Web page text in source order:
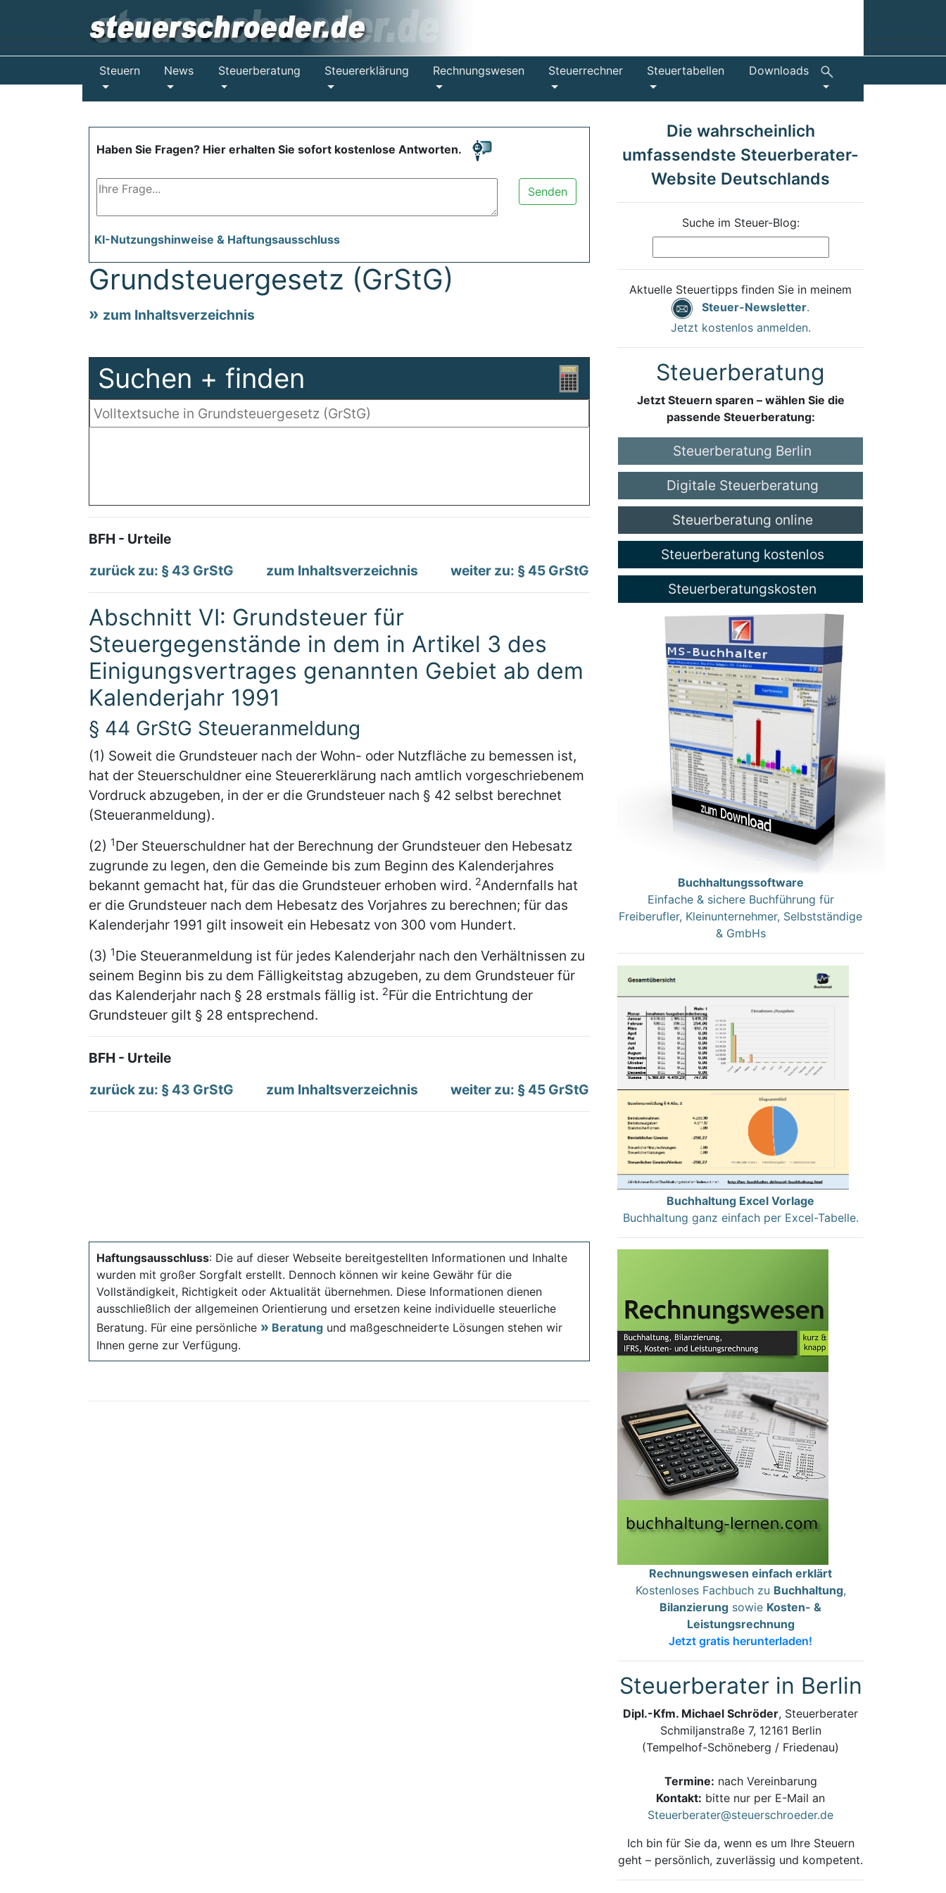
Steuern News Steuerberatung Steuererklärung Rechnungswesen Steuerrechner Steuertabellen Downloads
Haben Sie Fragen? Hier erhalten Sie sofort kostenlose Antworten.
Senden
KI-Nutzungshinweise & Haftungsausschluss
Grundsteuergesetz (GrStG)
zum Inhaltsverzeichnis
Suchen + finden
BFH - Urteile
zurück zu: § 43 GrStG
zum Inhaltsverzeichnis weiter zu: § 45 GrStG
Abschnitt VI: Grundsteuer für
Steuergegenstände in dem in Artikel 3 des
Einigungsvertrages genannten Gebiet ab dem
Kalenderjahr 1991
§ 44 GrStG Steueranmeldung
(1) Soweit die Grundsteuer nach der Wohn- oder Nutzfläche zu bemessen ist,
hat der Steuerschuldner eine Steuererklärung nach amtlich vorgeschriebenem
Vordruck abzugeben, in der er die Grundsteuer nach § 42 selbst berechnet
(Steueranmeldung).
(2) 1Der Steuerschuldner hat der Berechnung der Grundsteuer den Hebesatz
zugrunde zu legen, den die Gemeinde bis zum Beginn des Kalenderjahres
bekannt gemacht hat, für das die Grundsteuer erhoben wird. 2Andernfalls hat
er die Grundsteuer nach dem Hebesatz des Vorjahres zu berechnen; für das
Kalenderjahr 1991 gilt insoweit ein Hebesatz von 300 vom Hundert.
(3) 1Die Steueranmeldung ist für jedes Kalenderjahr nach den Verhältnissen zu
seinem Beginn bis zu dem Fälligkeitstag abzugeben, zu dem Grundsteuer für
das Kalenderjahr nach § 28 erstmals fällig ist. 2Für die Entrichtung der
Grundsteuer gilt § 28 entsprechend.
BFH - Urteile
zurück zu: § 43 GrStG
zum Inhaltsverzeichnis weiter zu: § 45 GrStG
Haftungsausschluss: Die auf dieser Webseite bereitgestellten Informationen und Inhalte
wurden mit großer Sorgfalt erstellt. Dennoch können wir keine Gewähr für die
Vollständigkeit, Richtigkeit oder Aktualität übernehmen. Diese Informationen dienen
ausschließlich der allgemeinen Orientierung und ersetzen keine individuelle steuerliche
Beratung. Für eine persönliche
Beratung und maßgeschneiderte Lösungen stehen wir
Ihnen gerne zur Verfügung.
Die wahrscheinlich
umfassendste Steuerberater-
Website Deutschlands
Suche im Steuer-Blog:
Aktuelle Steuertipps finden Sie in meinem
Steuer-Newsletter.
Jetzt kostenlos anmelden.
Steuerberatung
Jetzt Steuern sparen – wählen Sie die
passende Steuerberatung:
Steuerberatung Berlin
Digitale Steuerberatung
Steuerberatung online
Steuerberatung kostenlos
Steuerberatungskosten
Buchhaltungssoftware
Einfache & sichere Buchführung für
Freiberufler, Kleinunternehmer, Selbstständige
& GmbHs
Buchhaltung Excel Vorlage
Buchhaltung ganz einfach per Excel-Tabelle.
Rechnungswesen einfach erklärt
Kostenloses Fachbuch zu Buchhaltung,
Bilanzierung sowie Kosten- &
Leistungsrechnung
Jetzt gratis herunterladen!
Steuerberater in Berlin
Dipl.-Kfm. Michael Schröder, Steuerberater
Schmiljanstraße 7, 12161 Berlin
(Tempelhof-Schöneberg / Friedenau)
Termine: nach Vereinbarung
Kontakt: bitte nur per E-Mail an
Steuerberater@steuerschroeder.de
Ich bin für Sie da, wenn es um Ihre Steuern
geht – persönlich, zuverlässig und kompetent.